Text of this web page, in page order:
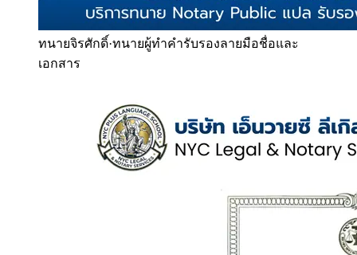
ทนายจิรศักดิ์·ทนายผู้ทำคำรับรองลายมือชื่อและ
เอกสาร